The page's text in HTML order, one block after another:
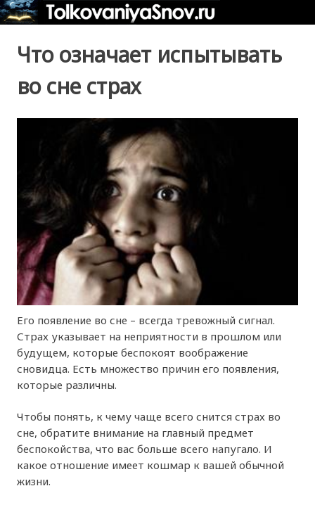
Что означает испытывать
во сне страх
Его появление во сне – всегда тревожный сигнал.
Страх указывает на неприятности в прошлом или
будущем, которые беспокоят воображение
сновидца. Есть множество причин его появления,
которые различны.
Чтобы понять, к чему чаще всего снится страх во
сне, обратите внимание на главный предмет
беспокойства, что вас больше всего напугало. И
какое отношение имеет кошмар к вашей обычной
жизни.